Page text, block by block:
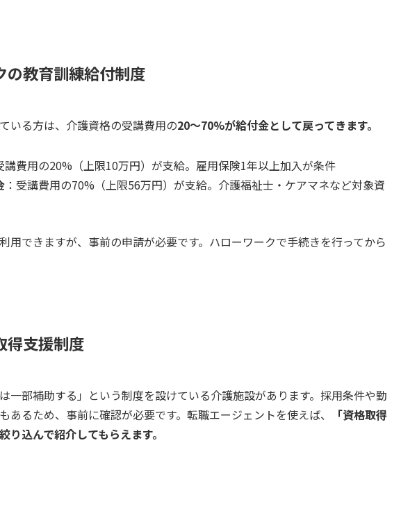
教育訓練給付制度
いる方は、介護資格の受講費用の20〜70%が給付金として戻ってきます。
講費用の20%（上限10万円）が支給。雇用保険1年以上加入が条件
：受講費用の70%（上限56万円）が支給。介護福祉士・ケアマネなど対象資
用できますが、事前の申請が必要です。ハローワークで手続きを行ってから
支援制度
一部補助する」という制度を設けている介護施設があります。採用条件や勤
あるため、事前に確認が必要です。転職エージェントを使えば、
「資格取得
込んで紹介してもらえます。